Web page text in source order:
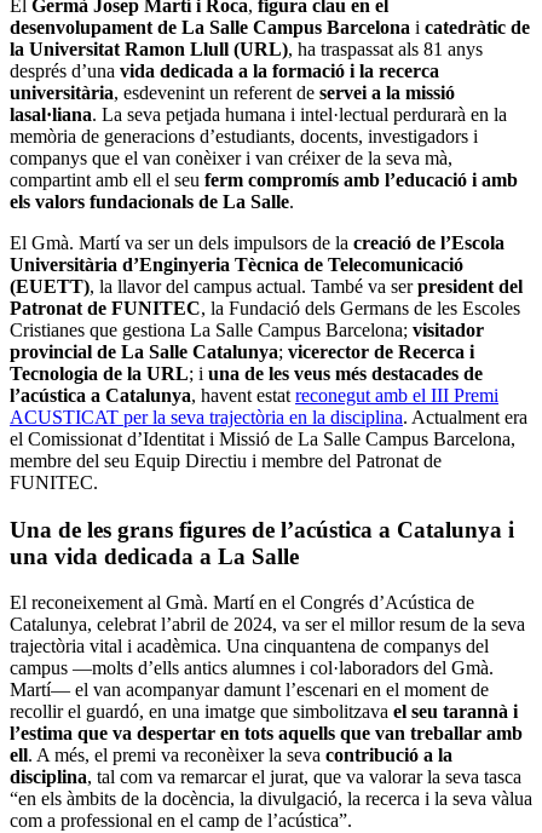
El Germà Josep Martí i Roca, figura clau en el
desenvolupament de La Salle Campus Barcelona i catedràtic de
la Universitat Ramon Llull (URL), ha traspassat als 81 anys
després d’una vida dedicada a la formació i la recerca
universitària, esdevenint un referent de servei a la missió
lasal·liana. La seva petjada humana i intel·lectual perdurarà en la
memòria de generacions d’estudiants, docents, investigadors i
companys que el van conèixer i van créixer de la seva mà,
compartint amb ell el seu ferm compromís amb l’educació i amb
els valors fundacionals de La Salle.
El Gmà. Martí va ser un dels impulsors de la creació de l’Escola
Universitària d’Enginyeria Tècnica de Telecomunicació
(EUETT), la llavor del campus actual. També va serpresident del
Patronat de FUNITEC, la Fundació dels Germans de les Escoles
Cristianes que gestiona La Salle Campus Barcelona; visitador
provincial de La Salle Catalunya; vicerector de Recerca i
Tecnologia de la URL; i una de les veus més destacades de
l’acústica a Catalunya, havent estat reconegut amb el III Premi
ACUSTICAT per la seva trajectòria en la disciplina. Actualment era
el Comissionat d’Identitat i Missió de La Salle Campus Barcelona,
membre del seu Equip Directiu i membre del Patronat de
FUNITEC.
Una de les grans figures de l’acústica a Catalunya i
una vida dedicada a La Salle
El reconeixement al Gmà. Martí en el Congrés d’Acústica de
Catalunya, celebrat l’abril de 2024, va ser el millor resum de la seva
trajectòria vital i acadèmica. Una cinquantena de companys del
campus —molts d’ells antics alumnes i col·laboradors del Gmà.
Martí— el van acompanyar damunt l’escenari en el moment de
recollir el guardó, en una imatge que simbolitzava el seu tarannà i
l’estima que va despertar en tots aquells que van treballar amb
ell. A més, el premi va reconèixer la seva contribució a la
disciplina, tal com va remarcar el jurat, que va valorar la seva tasca
“en els àmbits de la docència, la divulgació, la recerca i la seva vàlua
com a professional en el camp de l’acústica”.